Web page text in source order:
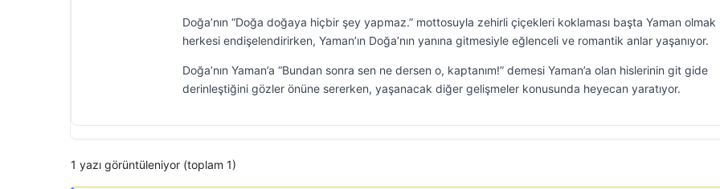
Doğa’nın “Doğa doğaya hiçbir şey yapmaz.” mottosuyla zehirli çiçekleri koklaması başta Yaman olmak
herkesi endişelendirirken, Yaman’ın Doğa’nın yanına gitmesiyle eğlenceli ve romantik anlar yaşanıyor.
Doğa’nın Yaman’a “Bundan sonra sen ne dersen o, kaptanım!” demesi Yaman’a olan hislerinin git gide
derinleştiğini gözler önüne sererken, yaşanacak diğer gelişmeler konusunda heyecan yaratıyor.
1 yazı görüntüleniyor (toplam 1)